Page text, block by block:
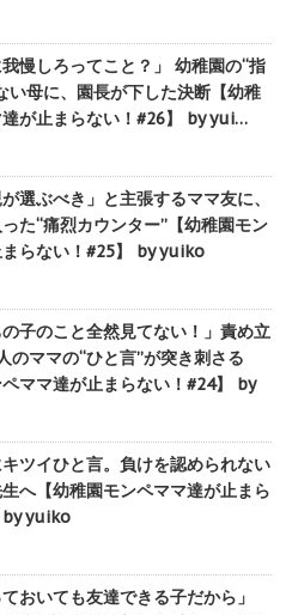
我慢しろってこと？」 幼稚園の“指
い母に、園長が下した決断【幼稚
達が止まらない！#26】 by yui…
が選ぶべき」と主張するママ友に、
た“痛烈カウンター”【幼稚園モン
らない！#25】 by yuiko
の子のこと全然見てない！」責め立
のママの“ひと言”が突き刺さる
ペママ達が止まらない！#24】 by
ツイひと言。負けを認められない
へ【幼稚園モンペママ達が止まら
by yuiko
ておいても友達できる子だから」